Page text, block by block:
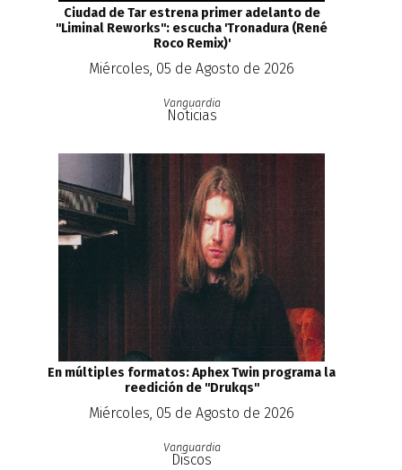
Ciudad de Tar estrena primer adelanto de
''Liminal Reworks'': escucha 'Tronadura (René
Roco Remix)'
Miércoles, 05 de Agosto de 2026
Vanguardia
Noticias
En múltiples formatos: Aphex Twin programa la
reedición de ''Drukqs''
Miércoles, 05 de Agosto de 2026
Vanguardia
Discos